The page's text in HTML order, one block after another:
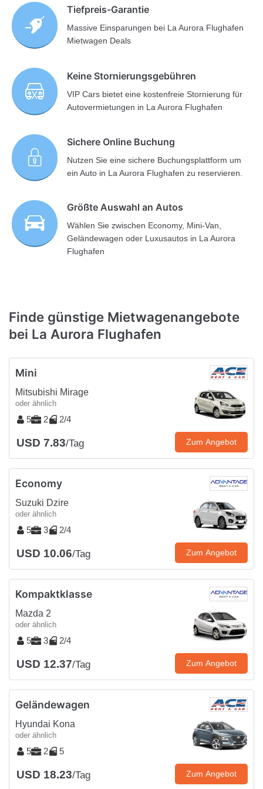
Tiefpreis-Garantie
Massive Einsparungen bei La Aurora Flughafen
Mietwagen Deals
Keine Stornierungsgebühren
VIP Cars bietet eine kostenfreie Stornierung für
Autovermietungen in La Aurora Flughafen
Sichere Online Buchung
Nutzen Sie eine sichere Buchungsplattform um
ein Auto in La Aurora Flughafen zu reservieren.
Größte Auswahl an Autos
Wählen Sie zwischen Economy, Mini-Van,
Geländewagen oder Luxusautos in La Aurora
Flughafen
Finde günstige Mietwagenangebote
bei La Aurora Flughafen
Mini
Mitsubishi Mirage
oder ähnlich
5 2 2/4
USD 7.83/Tag Zum Angebot
Economy
Suzuki Dzire
oder ähnlich
5 3 2/4
USD 10.06/Tag Zum Angebot
Kompaktklasse
Mazda 2
oder ähnlich
5 3 2/4
USD 12.37/Tag Zum Angebot
Geländewagen
Hyundai Kona
oder ähnlich
5 2 5
USD 18.23/Tag Zum Angebot